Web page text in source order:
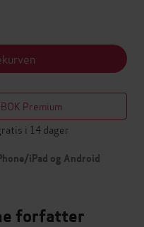
Premium
i 14 dager
iPad og Android
forfatter